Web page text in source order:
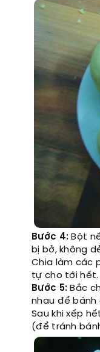
Bước 4: Bột
bị bở, không
Chia làm các
tự cho tới hết.
Bước 5: Bắc
nhau để bánh
Sau khi xếp
(để tránh